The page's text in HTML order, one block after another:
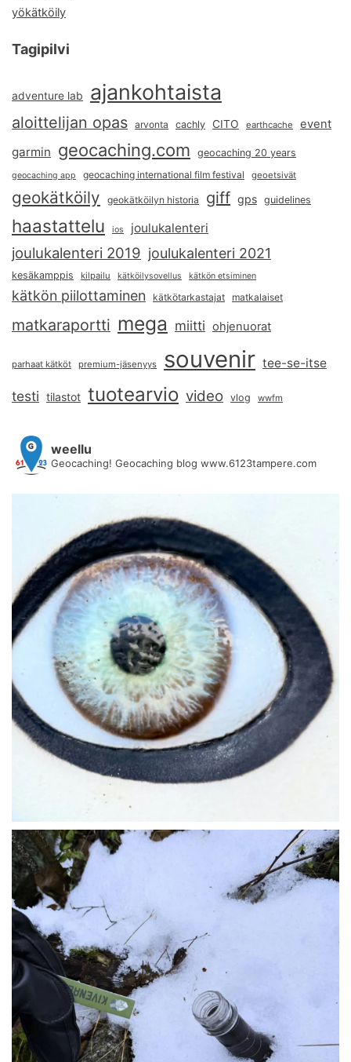
yökätköily
Tagipilvi
adventure lab ajankohtaista
aloittelijan opas arvonta cachly CITO earthcache event
garmin geocaching.com geocaching 20 years
geocaching app geocaching international film festival geoetsivät
geokätköily geokätköilyn historia giff gps guidelines
haastattelu ios joulukalenteri
joulukalenteri 2019 joulukalenteri 2021
kesäkamppis kilpailu kätköilysovellus kätkön etsiminen
kätkön piilottaminen kätkötarkastajat matkalaiset
matkaraportti mega miitti ohjenuorat
parhaat kätköt premium-jäsenyys souvenir tee-se-itse
testi tilastot tuotearvio video vlog wwfm
weellu
Geocaching! Geocaching blog www.6123tampere.com